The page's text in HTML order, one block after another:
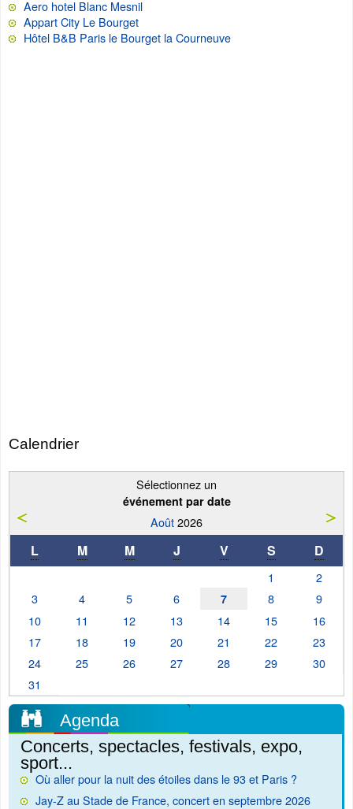
Aero hotel Blanc Mesnil
Appart City Le Bourget
Hôtel B&B Paris le Bourget la Courneuve
Calendrier
Sélectionnez un
événement par date
Août2026
L M M J V S D
1
2
3
4 5 6 7 8
9
10
11 12 13 14 15
16
17
18 19 20 21 22
23
24
25 26 27 28 29
30
31
Agenda
Concerts, spectacles, festivals, expo,
sport...
Où aller pour la nuit des étoiles dans le 93 et Paris ?
Jay-Z au Stade de France, concert en septembre 2026